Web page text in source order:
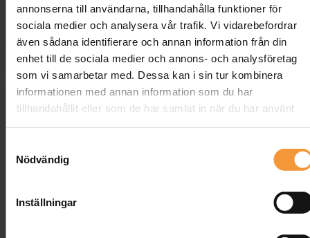
annonserna till användarna, tillhandahålla funktioner för
sociala medier och analysera vår trafik. Vi vidarebefordrar
även sådana identifierare och annan information från din
enhet till de sociala medier och annons- och analysföretag
som vi samarbetar med. Dessa kan i sin tur kombinera
informationen med annan information som du har
tillhandahållit eller som de har samlat in när du har använt
Nödvändig
Inställningar
trötthet och minskad produktivitet – något du vill undvika. Nu finns
detergonomiska kontorsmöblersom förändrar hur du arbetar, med
smarta innovationer somhöj- och sänkbara skrivbordochjusterbara
kontorsstolar. I den här artikeln ser vi närmare på hur dessa lösningar
kan förbättra din arbetsmiljö och skapa en mer produktiv vardag.
Läs mer om detta i vår artikelhär.
Ergonomiska Trender inom
Kontorsmöbler